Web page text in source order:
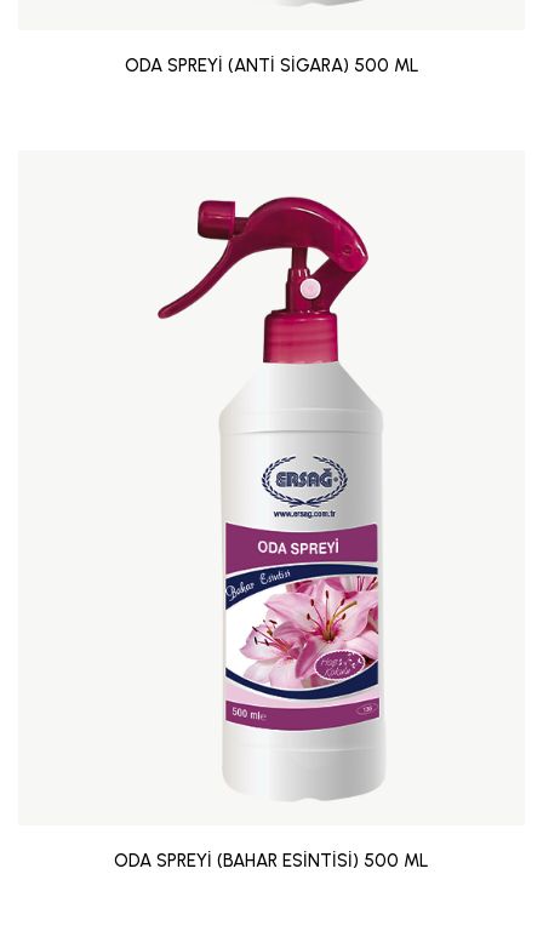
ODA SPREYİ (ANTİ SİGARA) 500 ML
ODA SPREYİ (BAHAR ESİNTİSİ) 500 ML